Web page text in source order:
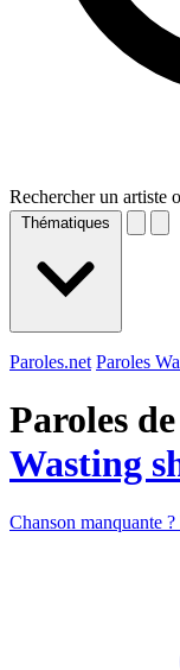
Rechercher un artiste
Thématiques
Paroles.net Paroles
Paroles
Wasting
Chanson manquante